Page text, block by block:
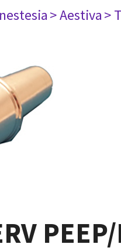
> Aestiva>